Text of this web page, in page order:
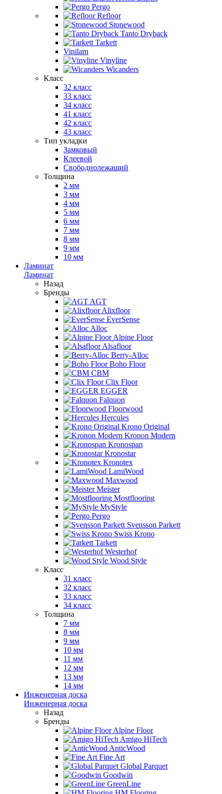
Pergo
Refloor
Stonewood
Tanto Dryback
Tarkett
Vinilam
Vinyline
Wicanders
Класс
32 класс
33 класс
34 класс
41 класс
42 класс
43 класс
Тип укладки
Замковый
Клеевой
Свободнолежащий
Толщина
2 мм
3 мм
4 мм
5 мм
6 мм
7 мм
8 мм
9 мм
10 мм
Ламинат
Ламинат
Назад
Бренды
AGT
Alixfloor
EverSense
Alloc
Alpine Floor
Alsafloor
Berry-Alloc
Boho Floor
CBM
Clix Floor
EGGER
Falquon
Floorwood
Hercules
Krono Original
Kronon Modern
Kronospan
Kronostar
Kronotex
LamiWood
Maxwood
Meister
Mostflooring
MyStyle
Pergo
Svensson Parkett
Swiss Krono
Tarkett
Westerhof
Wood Style
Класс
31 класс
32 класс
33 класс
34 класс
Толщина
7 мм
8 мм
9 мм
10 мм
11 мм
12 мм
13 мм
14 мм
Инженерная доска
Инженерная доска
Назад
Бренды
Alpine Floor
Amigo HiTech
AnticWood
Fine Art
Global Parquet
Goodwin
GreenLine